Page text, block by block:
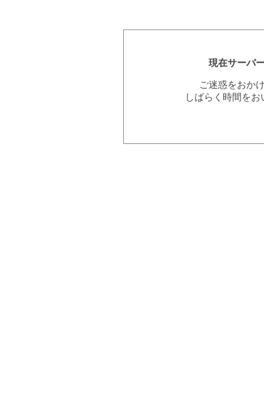
現在サーバ
ご迷惑をおか
しばらく時間を